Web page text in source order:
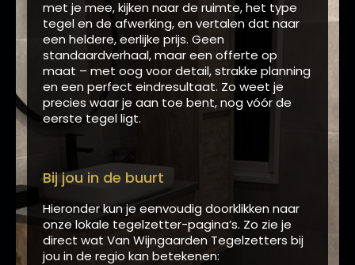
met je mee, kijken naar de ruimte, het type
tegel en de afwerking, en vertalen dat naar
een heldere, eerlijke prijs. Geen
standaardverhaal, maar een offerte op
maat – met oog voor detail, strakke planning
en een perfect eindresultaat. Zo weet je
precies waar je aan toe bent, nog vóór de
eerste tegel ligt.
Bij jou in de buurt
Hieronder kun je eenvoudig doorklikken naar
onze lokale tegelzetter-pagina’s. Zo zie je
direct wat Van Wijngaarden Tegelzetters bij
jou in de regio kan betekenen: